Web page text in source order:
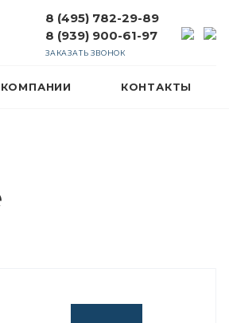
8 (495) 782-29-89
8 (939) 900-61-97
ЗАКАЗАТЬ ЗВОНОК
КОНТАКТЫ